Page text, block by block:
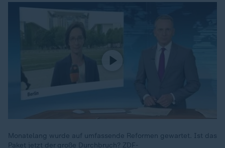
Monatelang wurde auf umfassende Reformen gewartet. Ist das
Paket jetzt der große Durchbruch? ZDF-